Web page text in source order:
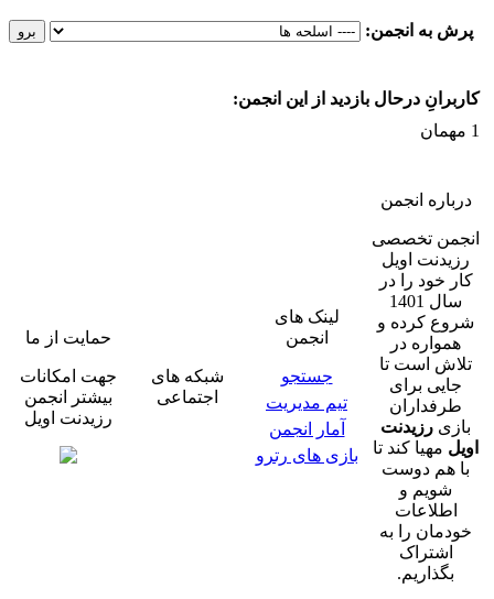
پرش به انجمن:
کاربرانِ درحال بازدید از این انجمن:
1 مهمان
درباره انجمن
انجمن تخصصی
رزیدنت اویل
کار خود را در
سال 1401
شروع کرده و
همواره در
تلاش است تا
جایی برای
طرفداران
بازی رزیدنت
اویل مهیا کند تا
با هم دوست
شویم و
اطلاعات
خودمان را به
اشتراک
بگذاریم.
لینک های
انجمن
جستجو
تیم مدیریت
آمار انجمن
بازی های رترو
شبکه های
اجتماعی
حمایت از ما
جهت امکانات
بیشتر انجمن
رزیدنت اویل